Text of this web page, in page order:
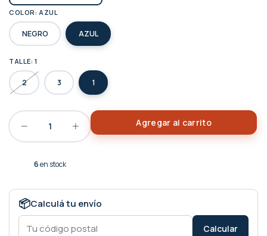
COLOR:AZUL
NEGRO AZUL
TALLE:1
2 3 1
6en stock
📦Calculá tu envío
Calcular